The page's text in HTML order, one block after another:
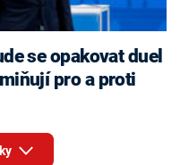
pro a proti